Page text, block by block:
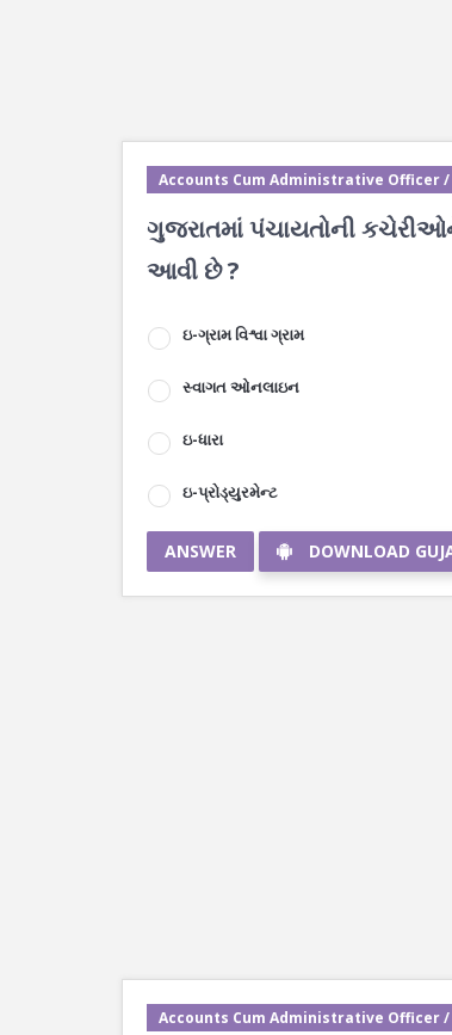
Accounts Cum Administrative Officer
ગુજરાતમાં પંચાયતોની
આવી છે ?
ઇ-ગ્રામ વિશ્વા ગ્રામ
સ્વાગત ઓનલાઇન
ઇ-ધારા
ઇ-પ્રોડ્યુરમેન્ટ
ANSWER DOWNLOAD
Accounts Cum Administrative Officer